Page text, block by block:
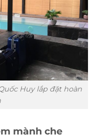
Huy lắp đặt hoàn
mành che